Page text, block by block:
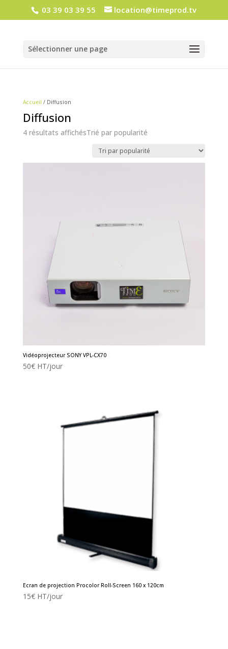
03 39 03 39 55 location@timeprod.tv
Sélectionner une page
Accueil / Diffusion
Diffusion
4 résultats affichésTrié par popularité
Vidéoprojecteur SONY VPL-CX70
50€HT/jour
Ecran de projection Procolor Roll-Screen 160 x 120cm
15€HT/jour